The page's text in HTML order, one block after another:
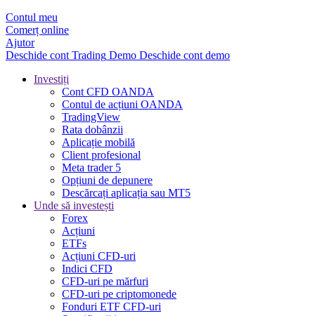
Contul meu
Comerț online
Ajutor
Deschide cont Trading Demo Deschide cont demo
Investiți
Cont CFD OANDA
Contul de acțiuni OANDA
TradingView
Rata dobânzii
Aplicație mobilă
Client profesional
Meta trader 5
Opțiuni de depunere
Descărcați aplicația sau MT5
Unde să investești
Forex
Acțiuni
ETFs
Acțiuni CFD-uri
Indici CFD
CFD-uri pe mărfuri
CFD-uri pe criptomonede
Fonduri ETF CFD-uri